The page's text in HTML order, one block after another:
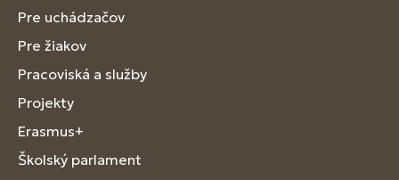
Pre uchádzačov
Pre žiakov
Pracoviská a služby
Projekty
Erasmus+
Školský parlament